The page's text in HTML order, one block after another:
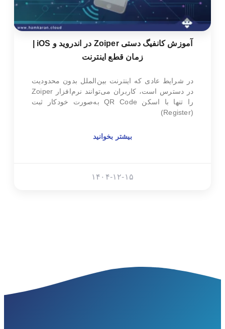
زمان قطع اینترنت
در شرایط عادی که اینترنت بین‌الملل بدون محدودیت
در دسترس است، کاربران می‌توانند نرم‌افزار Zoiper
را تنها با اسکن QR Code به‌صورت خودکار ثبت
(Register)
بیشتر بخوانید
۱۴۰۴-۱۲-۱۵